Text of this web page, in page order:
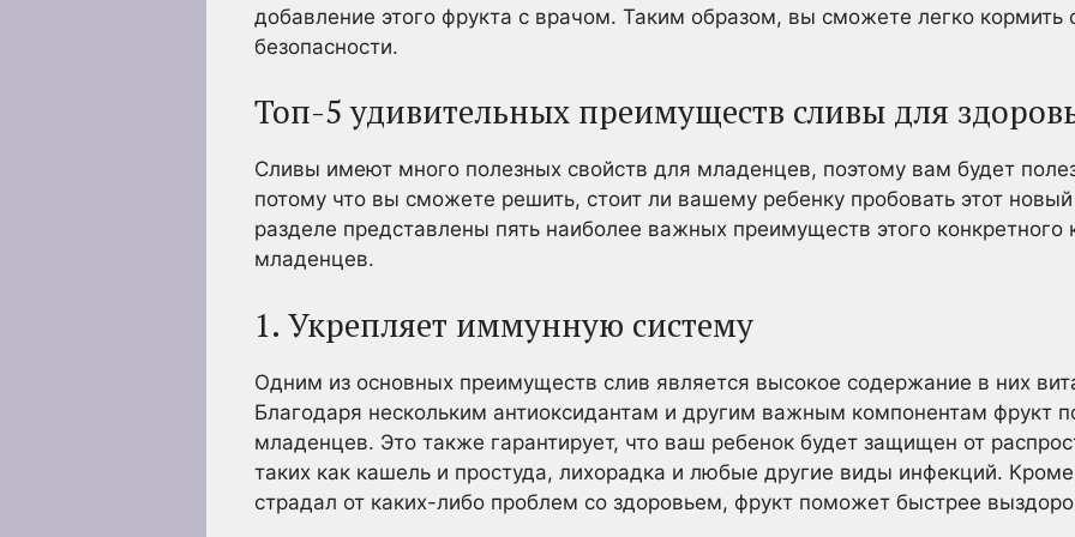
добавление этого фрукта с врачом. Таким образом, вы сможете легко кормить
безопасности.
Топ-5 удивительных преимуществ сливы для
Сливы имеют много полезных свойств для младенцев, поэтому вам будет
потому что вы сможете решить, стоит ли вашему ребенку пробовать этот
разделе представлены пять наиболее важных преимуществ этого конкретного
младенцев.
1. Укрепляет иммунную систему
Одним из основных преимуществ слив является высокое содержание в них
Благодаря нескольким антиоксидантам и другим важным компонентам фрукт
младенцев. Это также гарантирует, что ваш ребенок будет защищен от
таких как кашель и простуда, лихорадка и любые другие виды инфекций.
страдал от каких-либо проблем со здоровьем, фрукт поможет быстрее